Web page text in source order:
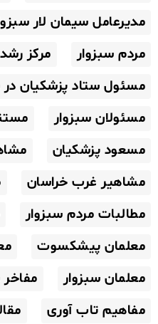
مدیرعامل سیمان لار
مردم سبزوار
مرکز
مسئول ستاد پزشکیان در
مسئولان سبزوار
مسعود پزشکیان
مشاهیر غرب خراسان
مطالبات مردم سبزوار
معلمان پیشکسوت
معلمان سبزوار
مفاخر
مفاهیم تاب آوری